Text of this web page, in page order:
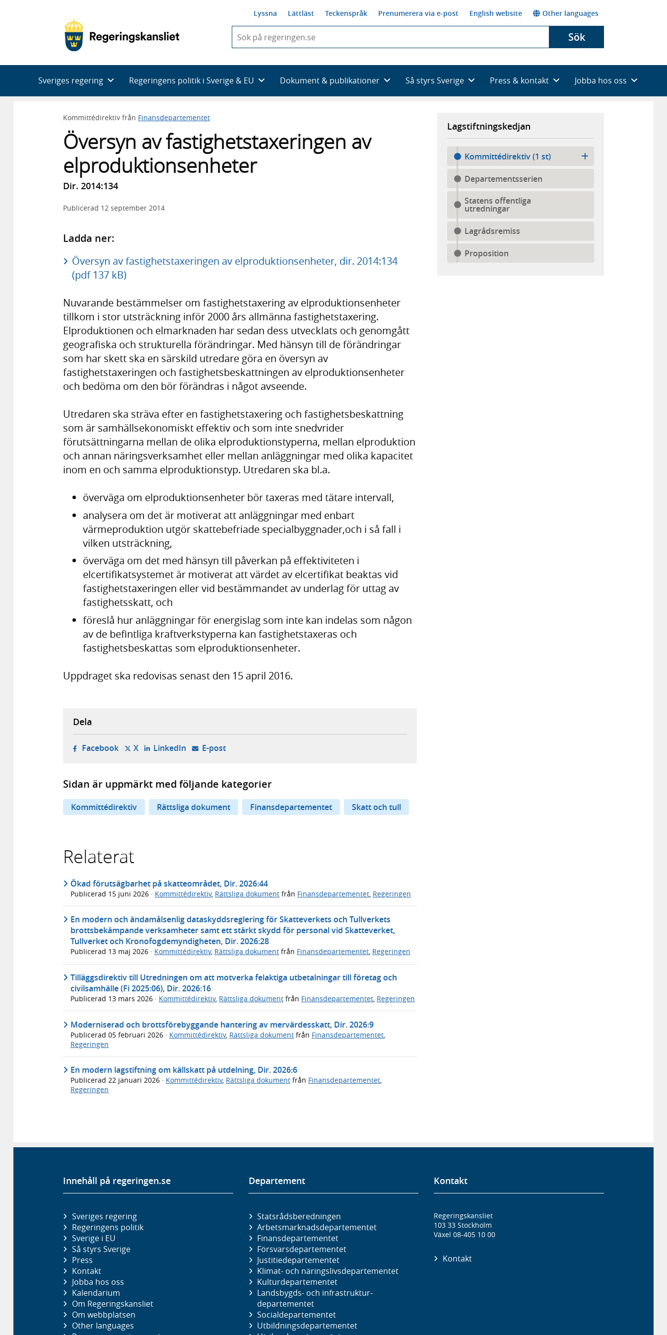
Lyssna Lättläst Teckenspråk Prenumerera via e-post English website Other languages
du
skriva
framträder
en
Sök
Sveriges regering Regeringens politik i Sverige & EU Dokument & publikationer Så styrs Sverige Press & kontakt Jobba hos oss
Kommittédirektiv från Finansdepartementet
Översyn av fastighetstaxeringen av
elproduktionsenheter
Dir. 2014:134
Publicerad 12 september 2014
Ladda ner:
Översyn av fastighetstaxeringen av elproduktionsenheter, dir. 2014:134
(pdf 137 kB)
Nuvarande bestämmelser om fastighetstaxering av elproduktionsenheter
tillkom i stor utsträckning inför 2000 års allmänna fastighetstaxering.
Elproduktionen och elmarknaden har sedan dess utvecklats och genomgått
geografiska och strukturella förändringar. Med hänsyn till de förändringar
som har skett ska en särskild utredare göra en översyn av
fastighetstaxeringen och fastighetsbeskattningen av elproduktionsenheter
och bedöma om den bör förändras i något avseende.
Utredaren ska sträva efter en fastighetstaxering och fastighetsbeskattning
som är samhällsekonomiskt effektiv och som inte snedvrider
förutsättningarna mellan de olika elproduktionstyperna, mellan elproduktion
och annan näringsverksamhet eller mellan anläggningar med olika kapacitet
inom en och samma elproduktionstyp. Utredaren ska bl.a.
överväga om elproduktionsenheter bör taxeras med tätare intervall,
analysera om det är motiverat att anläggningar med enbart
värmeproduktion utgör skattebefriade specialbyggnader,och i så fall i
vilken utsträckning,
överväga om det med hänsyn till påverkan på effektiviteten i
elcertifikatsystemet är motiverat att värdet av elcertifikat beaktas vid
fastighetstaxeringen eller vid bestämmandet av underlag för uttag av
fastighetsskatt, och
föreslå hur anläggningar för energislag som inte kan indelas som någon
av de befintliga kraftverkstyperna kan fastighetstaxeras och
fastighetsbeskattas som elproduktionsenheter.
Uppdraget ska redovisas senast den 15 april 2016.
Lagstiftningskedjan
Kommittédirektiv (1 st)
Departementsserien
Statens offentliga
utredningar
Lagrådsremiss
Proposition
Dela
Facebook- öppnas i ny flik, extern webbplats,
X- öppnas i ny flik, extern webbplats,
LinkedIn- öppnas i ny flik, extern webbplats,
E-post- öppnar din e-postklient,
Sidan är uppmärkt med följande kategorier
Kommittédirektiv Rättsliga dokument Finansdepartementet Skatt och tull
Relaterat
Ökad förutsägbarhet på skatteområdet, Dir. 2026:44
Publicerad 15 juni 2026 · Kommittédirektiv, Rättsliga dokument från Finansdepartementet Regeringen
En modern och ändamålsenlig dataskyddsreglering för Skatteverkets och Tullverkets
brottsbekämpande verksamheter samt ett stärkt skydd för personal vid Skatteverket,
Tullverket och Kronofogdemyndigheten, Dir. 2026:28
Publicerad 13 maj 2026 · Kommittédirektiv, Rättsliga dokument från Finansdepartementet, Regeringen
Tilläggsdirektiv till Utredningen om att motverka felaktiga utbetalningar till företag och
civilsamhälle (Fi 2025:06), Dir. 2026:16
Publicerad 13 mars 2026 · Kommittédirektiv, Rättsliga dokument från Finansdepartementet, Regeringen
Moderniserad och brottsförebyggande hantering av mervärdesskatt, Dir. 2026:9
Publicerad 05 februari 2026 · Kommittédirektiv, Rättsliga dokument från Finansdepartementet
Regeringen
En modern lagstiftning om källskatt på utdelning, Dir. 2026:6
Publicerad 22 januari 2026 · Kommittédirektiv, Rättsliga dokument från Finansdepartementet,
Regeringen
Innehåll på regeringen.se
Sveriges regering
Regeringens politik
Sverige i EU
Så styrs Sverige
Press
Kontakt
Jobba hos oss
Kalendarium
Om Regeringskansliet
Om webbplatsen
Other languages
Departement
Statsrådsberedningen
Arbetsmarknads­departementet
Finans­departementet
Försvars­departementet
Justitie­departementet
Klimat- och näringslivs­departementet
Kultur­departementet
Landsbygds- och infrastruktur­
departementet
Social­departementet
Utbildnings­departementet
Kontakt
Regeringskansliet
103 33 Stockholm
Växel 08-405 10 00
Kontakt